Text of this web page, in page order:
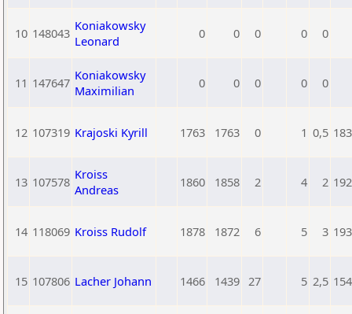
10 148043 Koniakowsky
Leonard
0 0 0 0 0
11 147647 Koniakowsky
Maximilian
0 0 0 0 0
12 107319 Krajoski Kyrill 1763 1763 0 1 0,5
13 107578 Kroiss
Andreas
1860 1858 2 4 2
14 118069 Kroiss Rudolf 1878 1872 6 5 3
15 107806 Lacher Johann 1466 1439 27 5 2,5